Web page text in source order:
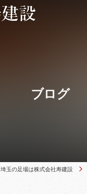
ブログ
埼玉の足場は株式会社寿建設